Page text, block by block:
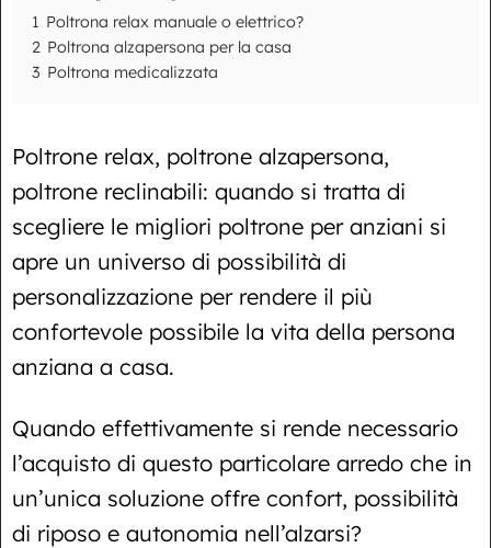
1 Poltrona relax manuale o elettrico?
2 Poltrona alzapersona per la casa
3 Poltrona medicalizzata
Poltrone relax, poltrone alzapersona,
poltrone reclinabili: quando si tratta di
scegliere le migliori poltrone per anziani si
apre un universo di possibilità di
personalizzazione per rendere il più
confortevole possibile la vita della persona
anziana a casa.
Quando effettivamente si rende necessario
l’acquisto di questo particolare arredo che in
un’unica soluzione offre confort, possibilità
di riposo e autonomia nell’alzarsi?